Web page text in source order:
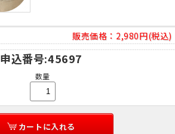
販売価格： 2,980円(税込)
申込番号:45697
数量
カートに入れる